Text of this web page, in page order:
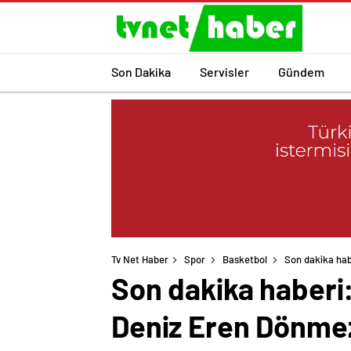
Son Dakika Servisler Gündem
Tv Net Haber Spor Basketbol Son dakika
Son dakika
Deniz Eren